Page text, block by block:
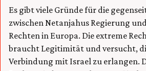
Es gibt viele Gründe für die
zwischen Netanjahus Regierung
Rechten in Europa. Die extreme
braucht Legitimität und versucht,
Verbindung mit Israel zu erlangen.